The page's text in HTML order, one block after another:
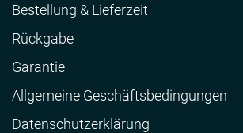
Bestellung & Lieferzeit
Rückgabe
Garantie
Allgemeine Geschäftsbedingungen
Datenschutzerklärung